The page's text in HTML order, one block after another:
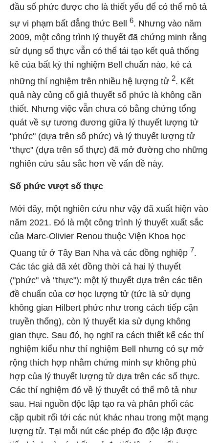
đầu số phức được cho là thiết yếu để có thể mô tả
sự vi phạm bất đẳng thức Bell 6. Nhưng vào năm
2009, một công trình lý thuyết đã chứng minh rằng
sử dụng số thực vẵn có thể tái tạo kết quả thống
kê của bất kỳ thí nghiệm Bell chuẩn nào, kẻ cả
những thí nghiệm trên nhiều hệ lượng tử 2. Kết
quả này củng cố giả thuyết số phức là không cần
thiết. Nhưng việc vẫn chưa có bằng chứng tổng
quát về sự tương đương giữa lý thuyết lượng tử
"phức" (dựa trên số phức) và lý thuyết lượng tử
"thực" (dựa trên số thực) đã mở đường cho những
nghiên cứu sâu sắc hơn về vấn đề này.
Số phức vượt số thực
Mới đây, một nghiên cứu như vậy đã xuất hiện vào
năm 2021. Đó là một công trình lý thuyết xuất sắc
của Marc-Olivier Renou thuộc Viện Khoa học
Quang tử ở Tây Ban Nha và các đồng nghiệp 7.
Các tác giả đã xét đồng thời cả hai lý thuyết
("phức" và "thực"): một lý thuyết dựa trên các tiên
đề chuẩn của cơ học lượng tử (tức là sử dụng
không gian Hilbert phức như trong cách tiếp cận
truyền thống), còn lý thuyết kia sử dụng không
gian thực. Sau đó, họ nghĩ ra cách thiết kế các thí
nghiệm kiểu như thí nghiệm Bell nhưng có sự mở
rộng thích hợp nhằm chứng minh sự không phù
hợp của lý thuyết lượng tử dựa trên các số thực.
Các thí nghiệm đó về lý thuyết có thể mô tả như
sau. Hai nguồn độc lập tạo ra và phân phối các
cặp qubit rối tới các nút khác nhau trong một mạng
lượng tử. Tại mỗi nút các phép đo độc lập được